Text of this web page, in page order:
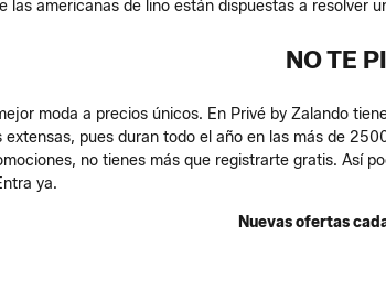
las americanas de lino están dispuestas a resolver
NO TE
moda a precios únicos. En Privé by Zalando
extensas, pues duran todo el año en las más de
no tienes más que registrarte gratis. Así
ya.
Nuevas ofertas